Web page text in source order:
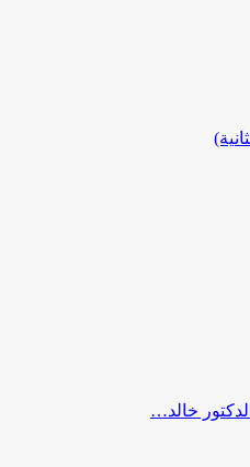
خالد…